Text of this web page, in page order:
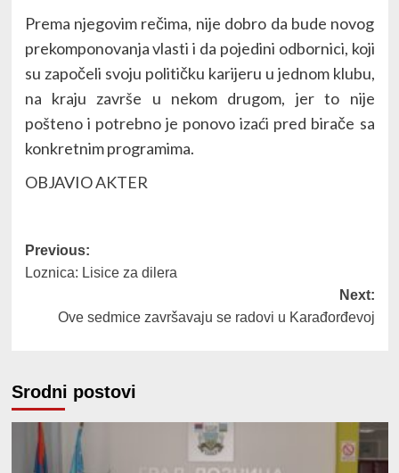
Prema njegovim rečima, nije dobro da bude novog
prekomponovanja vlasti i da pojedini odbornici, koji
su započeli svoju političku karijeru u jednom klubu,
na kraju završe u nekom drugom, jer to nije
pošteno i potrebno je ponovo izaći pred birače sa
konkretnim programima.
OBJAVIOAKTER
Post
navigation
Previous:
Loznica: Lisice za dilera
Next:
Ove sedmice završavaju se radovi u Karađorđevoj
Srodni postovi